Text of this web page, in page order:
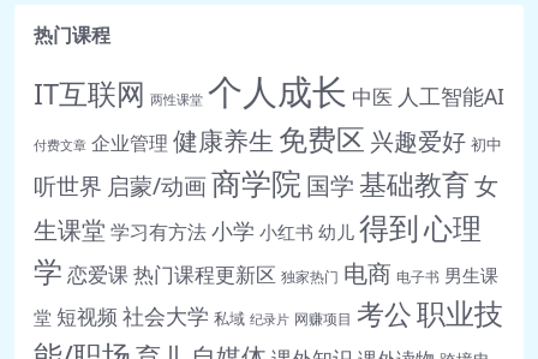
热门课程
IT互联网 两性课堂 个人成长 中医 人工智能AI
付费文章 企业管理 健康养生 免费区 兴趣爱好 初中
听世界 启蒙/动画商学院国学 基础教育女
生课堂 学习有方法小学 小红书 幼儿 得到心理
学 恋爱课热门课程更新区 独家热门 电商 电子书 男生课
堂 短视频 社会大学 私域 纪录片 网赚项目 考公职业技